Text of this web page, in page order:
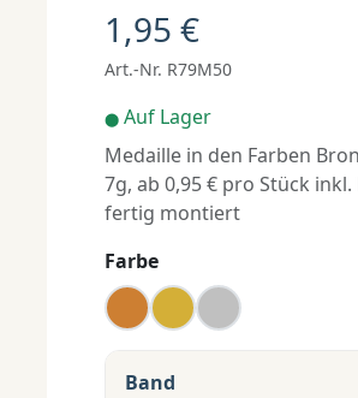
1,95 €
Art.-Nr. R79M50
⬤ Auf Lager
Medaille in den Farben
7g, ab 0,95 € pro Stück
fertig montiert
Farbe
Band